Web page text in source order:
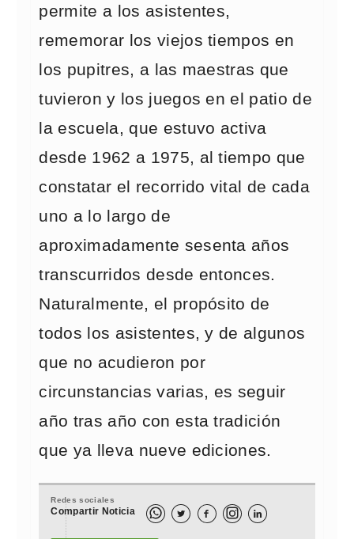
permite a los asistentes,
rememorar los viejos tiempos en
los pupitres, a las maestras que
tuvieron y los juegos en el patio de
la escuela, que estuvo activa
desde 1962 a 1975, al tiempo que
constatar el recorrido vital de cada
uno a lo largo de
aproximadamente sesenta años
transcurridos desde entonces.
Naturalmente, el propósito de
todos los asistentes, y de algunos
que no acudieron por
circunstancias varias, es seguir
año tras año con esta tradición
que ya lleva nueve ediciones.
Redes sociales
Compartir Noticia   